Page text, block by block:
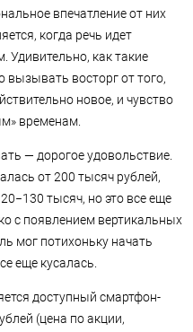
впечатление от них
когда речь идет
Удивительно, как такие
вызывать восторг от того,
новое, и чувство
временам.
— дорогое удовольствие.
от 200 тысяч рублей,
тысяч, но это все еще
с появлением вертикальных
мог потихоньку начать
еще кусалась.
доступный смартфон-
(цена по акции,